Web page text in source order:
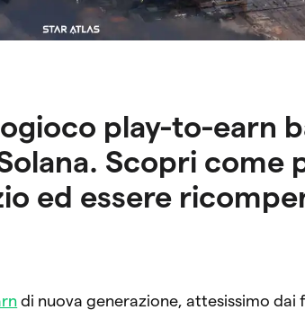
play-to-earn
Scopri come
ed essere
di nuova generazione, attesissimo dai